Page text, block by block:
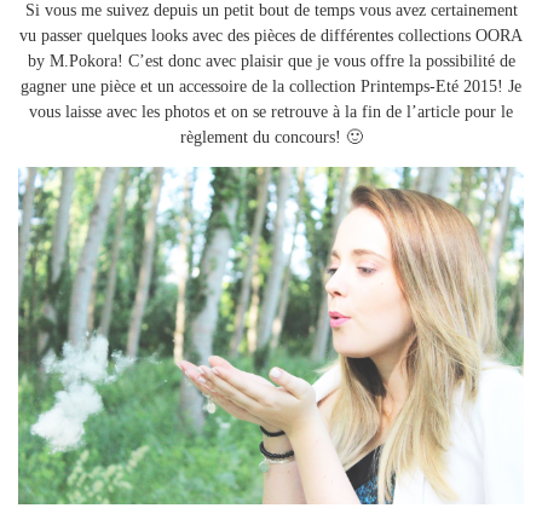
Si vous me suivez depuis un petit bout de temps vous avez certainement
vu passer quelques looks avec des pièces de différentes collections OORA
by M.Pokora! C’est donc avec plaisir que je vous offre la possibilité de
gagner une pièce et un accessoire de la collection Printemps-Eté 2015! Je
vous laisse avec les photos et on se retrouve à la fin de l’article pour le
règlement du concours! 🙂